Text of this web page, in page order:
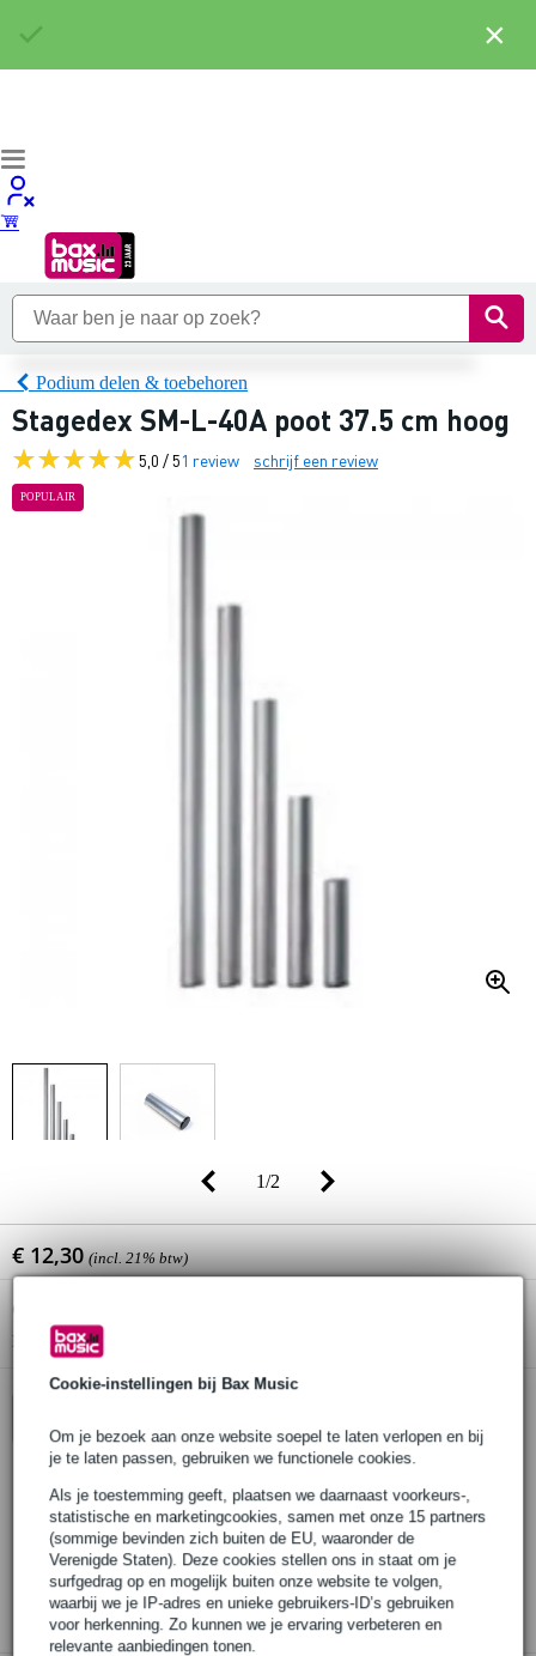
Cookie-instellingen bij Bax Music
Om je bezoek aan onze website soepel te laten verlopen en bij
je te laten passen, gebruiken we functionele cookies.
Als je toestemming geeft, plaatsen we daarnaast voorkeurs-,
statistische en marketingcookies, samen met onze 15 partners
(sommige bevinden zich buiten de EU, waaronder de
Verenigde Staten). Deze cookies stellen ons in staat om je
surfgedrag op en mogelijk buiten onze website te volgen,
waarbij we je IP-adres en unieke gebruikers-ID’s gebruiken
voor herkenning. Zo kunnen we je ervaring verbeteren en
relevante aanbiedingen tonen.
Podium delen & toebehoren
Stagedex SM-L-40A poot 37.5 cm hoog
5,0 / 51 review schrijf een review
POPULAIR
1/2
€ 12,30 (incl. 21% btw)
Online voorraadstatus:
Nog 26 stuks op voorraad in ons magazijn
Bestel voor 23:00 = morgen in huis
30 dagen 'niet goed geld terug' garantie
3 jaar Bax Music garantie
×